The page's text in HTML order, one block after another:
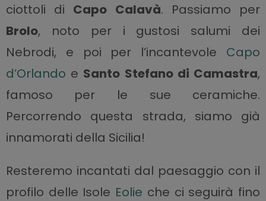
ciottoli di Capo Calavà. Passiamo per
Brolo, noto per i gustosi salumi dei
Nebrodi, e poi per l’incantevole Capo
d’Orlando e Santo Stefano di Camastra,
famoso per le sue ceramiche.
Percorrendo questa strada, siamo già
innamorati della Sicilia!
Resteremo incantati dal paesaggio con il
profilo delle Isole Eolie che ci seguirà fino